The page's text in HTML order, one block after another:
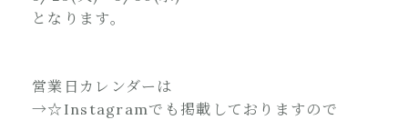
となります。
営業日カレンダーは
→☆Instagramでも掲載しておりますので